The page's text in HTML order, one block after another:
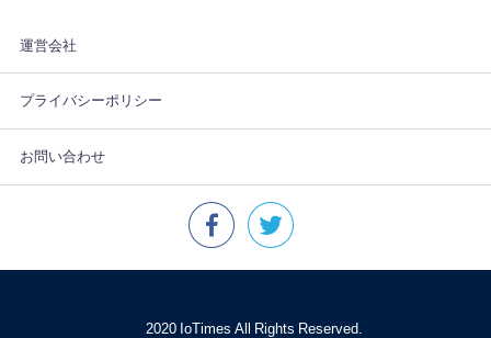
運営会社
プライバシーポリシー
お問い合わせ
© 2020 IoTimes All Rights Reserved.